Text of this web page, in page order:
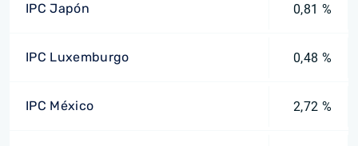
IPC Japón 0,81 %
IPC Luxemburgo 0,48 %
IPC México 2,72 %